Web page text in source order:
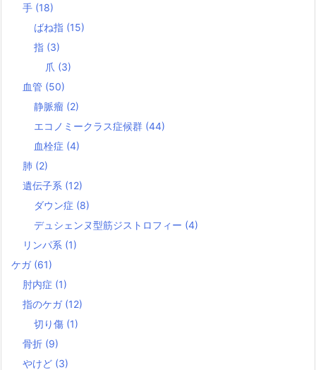
手 (18)
ばね指 (15)
指 (3)
爪 (3)
血管 (50)
静脈瘤 (2)
エコノミークラス症候群 (44)
血栓症 (4)
肺 (2)
遺伝子系 (12)
ダウン症 (8)
デュシェンヌ型筋ジストロフィー (4)
リンパ系 (1)
ケガ (61)
肘内症 (1)
指のケガ (12)
切り傷 (1)
骨折 (9)
やけど (3)